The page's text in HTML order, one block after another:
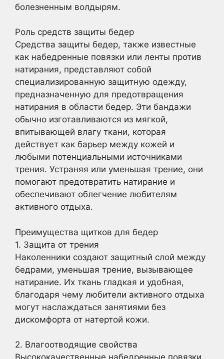
болезненным волдырям.
Роль средств защиты бедер
Средства защиты бедер, также известные
как набедренные повязки или ленты против
натирания, представляют собой
специализированную защитную одежду,
предназначенную для предотвращения
натирания в области бедер. Эти бандажи
обычно изготавливаются из мягкой,
впитывающей влагу ткани, которая
действует как барьер между кожей и
любыми потенциальными источниками
трения. Устраняя или уменьшая трение, они
помогают предотвратить натирание и
обеспечивают облегчение любителям
активного отдыха.
Преимущества щитков для бедер
1. Защита от трения
Наколенники создают защитный слой между
бедрами, уменьшая трение, вызывающее
натирание. Их ткань гладкая и удобная,
благодаря чему любители активного отдыха
могут наслаждаться занятиями без
дискомфорта от натертой кожи.
2. Влагоотводящие свойства
Высококачественные набедренные повязки